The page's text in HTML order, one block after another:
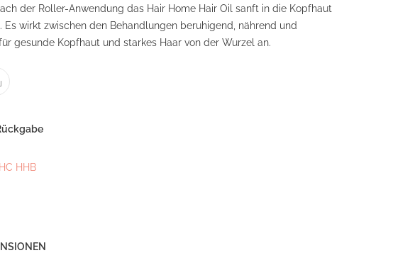
der Roller-Anwendung das Hair Home Hair Oil sanft in die Kopfhaut
Es wirkt zwischen den Behandlungen beruhigend, nährend und
gesunde Kopfhaut und starkes Haar von der Wurzel an.
HHB